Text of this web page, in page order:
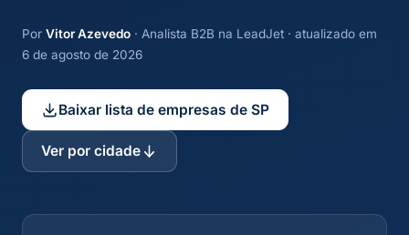
Por Vitor Azevedo · Analista B2B na LeadJet · atualizado em
6 de agosto de 2026
Baixar lista de empresas de SP
Ver por cidade